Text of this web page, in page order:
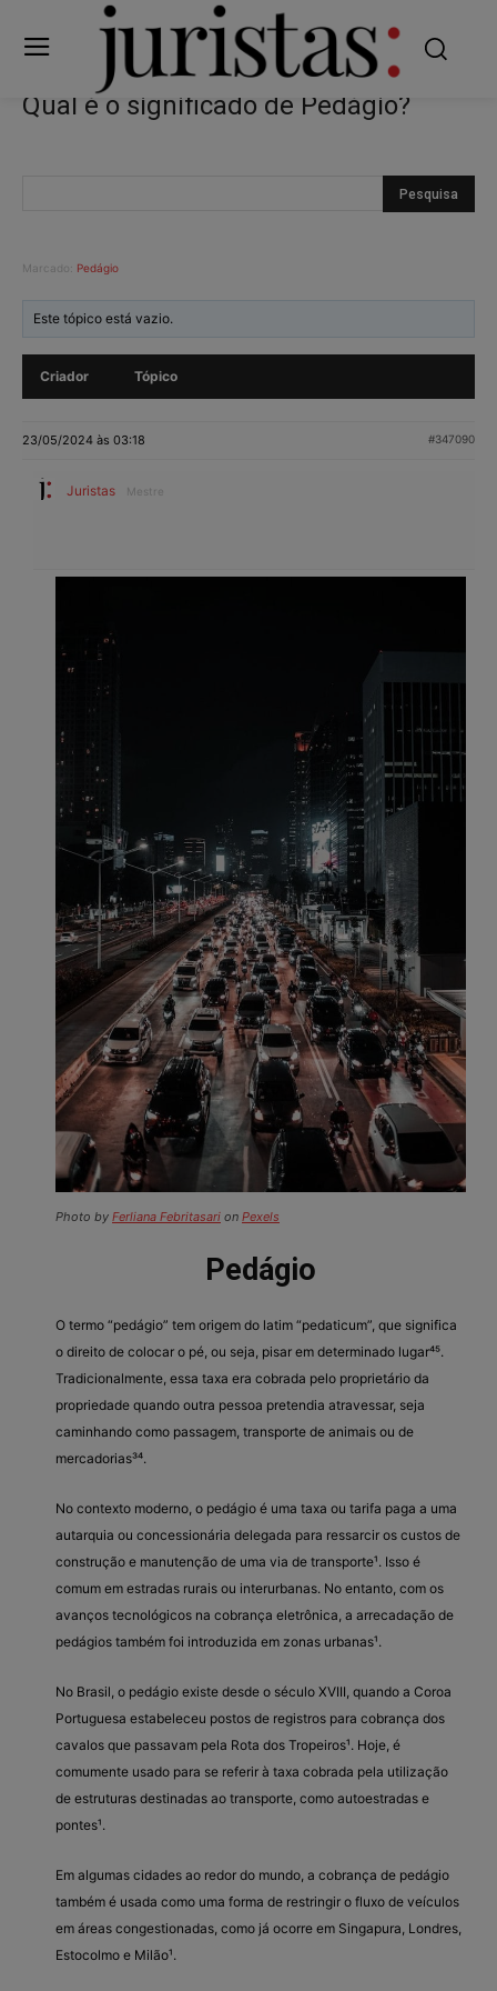
Qual é o significado de Pedágio?
Marcado: Pedágio
Este tópico está vazio.
Criador Tópico
23/05/2024 às 03:18 #347090
Juristas Mestre
Photo by Ferliana Febritasari on Pexels
Pedágio
O termo “pedágio” tem origem do latim “pedaticum”, que significa
o direito de colocar o pé, ou seja, pisar em determinado lugar⁴⁵.
Tradicionalmente, essa taxa era cobrada pelo proprietário da
propriedade quando outra pessoa pretendia atravessar, seja
caminhando como passagem, transporte de animais ou de
mercadorias³⁴.
No contexto moderno, o pedágio é uma taxa ou tarifa paga a uma
autarquia ou concessionária delegada para ressarcir os custos de
construção e manutenção de uma via de transporte¹. Isso é
comum em estradas rurais ou interurbanas. No entanto, com os
avanços tecnológicos na cobrança eletrônica, a arrecadação de
pedágios também foi introduzida em zonas urbanas¹.
No Brasil, o pedágio existe desde o século XVIII, quando a Coroa
Portuguesa estabeleceu postos de registros para cobrança dos
cavalos que passavam pela Rota dos Tropeiros¹. Hoje, é
comumente usado para se referir à taxa cobrada pela utilização
de estruturas destinadas ao transporte, como autoestradas e
pontes¹.
Em algumas cidades ao redor do mundo, a cobrança de pedágio
também é usada como uma forma de restringir o fluxo de veículos
em áreas congestionadas, como já ocorre em Singapura, Londres,
Estocolmo e Milão¹.